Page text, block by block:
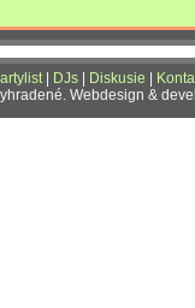
| DJs Diskusie
Webdesign &